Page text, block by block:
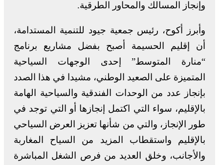
وإنجاز المسالك والمحاور الطرقية.
وأبرز أكوح، رئيس جمعية جيود للتنمية المستدامة،
أن إقليم الحسيمة أصبح بفضل مشاريع برنامج
“منارة المتوسط” إحدى الوجهات السياحية
المتميزة على الصعيد الوطني، مشيدا في هذا الصدد
بإنجاز عدد من الوحدات الفندقية والسياحية الهامة
بالإقليم، سواء التي اكتمل إنجازها أو التي توجد في
طور الإنجاز، والتي من شأنها تعزيز العرض السياحي
بالإقليم واستقطاب المزيد من السياح المغاربة
والأجانب، وخلق العديد من فرص الشغل المباشرة